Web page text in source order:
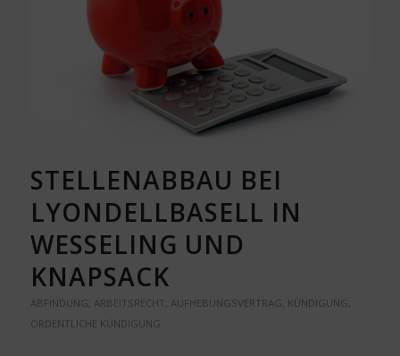
STELLENABBAU BEI
LYONDELLBASELL IN
WESSELING UND
KNAPSACK
ABFINDUNG, ARBEITSRECHT , AUFHEBUNGSVERTRAG, KÜNDIGUNG,
ORDENTLICHE KÜNDIGUNG